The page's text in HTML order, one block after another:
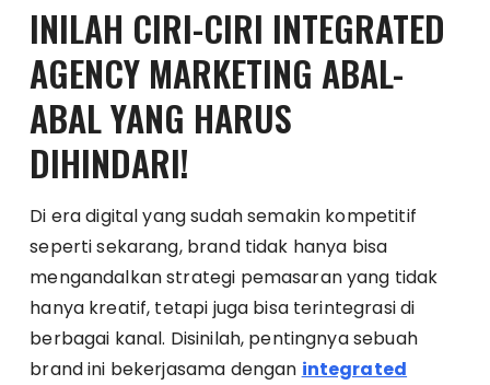
INILAH CIRI-CIRI INTEGRATED
AGENCY MARKETING ABAL-
ABAL YANG HARUS
DIHINDARI!
Di era digital yang sudah semakin kompetitif
seperti sekarang, brand tidak hanya bisa
mengandalkan strategi pemasaran yang tidak
hanya kreatif, tetapi juga bisa terintegrasi di
berbagai kanal. Disinilah, pentingnya sebuah
brand ini bekerjasama dengan integrated